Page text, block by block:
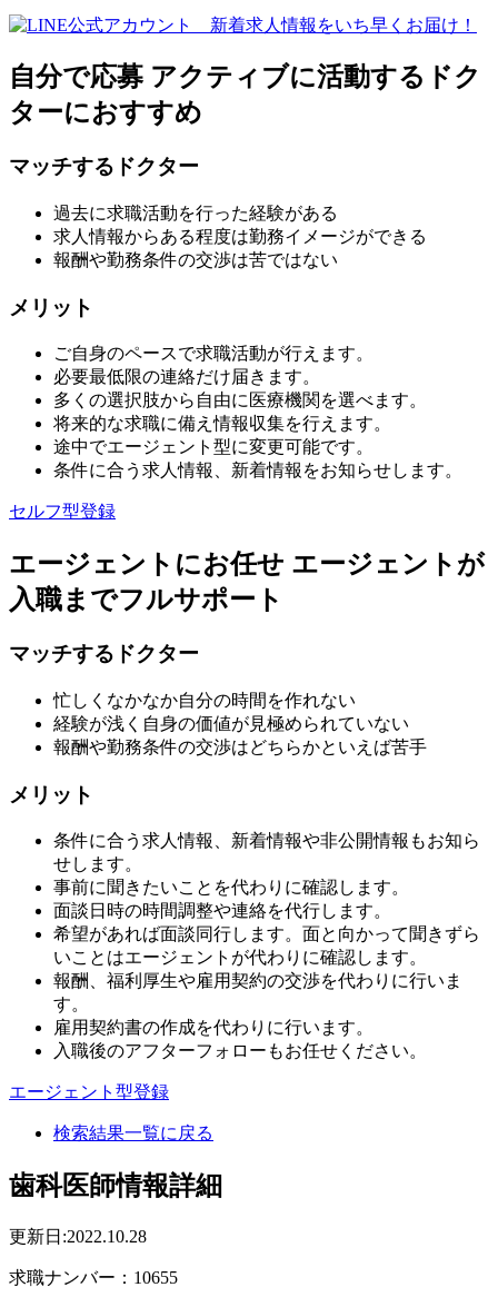
自分で応募 アクティブに活動するドク
ターにおすすめ
マッチするドクター
過去に求職活動を行った経験がある
求人情報からある程度は勤務イメージができる
報酬や勤務条件の交渉は苦ではない
メリット
ご自身のペースで求職活動が行えます。
必要最低限の連絡だけ届きます。
多くの選択肢から自由に医療機関を選べます。
将来的な求職に備え情報収集を行えます。
途中でエージェント型に変更可能です。
条件に合う求人情報、新着情報をお知らせします。
セルフ型登録
エージェントにお任せ エージェントが
入職までフルサポート
マッチするドクター
忙しくなかなか自分の時間を作れない
経験が浅く自身の価値が見極められていない
報酬や勤務条件の交渉はどちらかといえば苦手
メリット
条件に合う求人情報、新着情報や非公開情報もお知ら
せします。
事前に聞きたいことを代わりに確認します。
面談日時の時間調整や連絡を代行します。
希望があれば面談同行します。面と向かって聞きずら
いことはエージェントが代わりに確認します。
報酬、福利厚生や雇用契約の交渉を代わりに行いま
す。
雇用契約書の作成を代わりに行います。
入職後のアフターフォローもお任せください。
エージェント型登録
検索結果一覧に戻る
歯科医師情報詳細
更新日:2022.10.28
求職ナンバー：10655